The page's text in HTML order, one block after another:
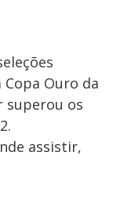
Ouro da
superou os
assistir,